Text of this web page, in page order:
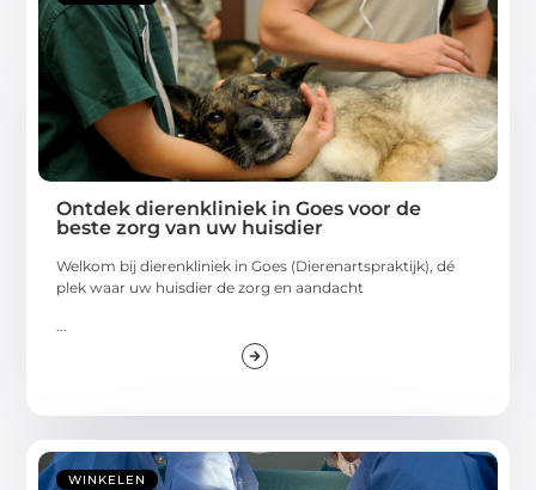
Ontdek dierenkliniek in Goes voor de
beste zorg van uw huisdier
Welkom bij dierenkliniek in Goes (Dierenartspraktijk), dé
plek waar uw huisdier de zorg en aandacht
...
WINKELEN